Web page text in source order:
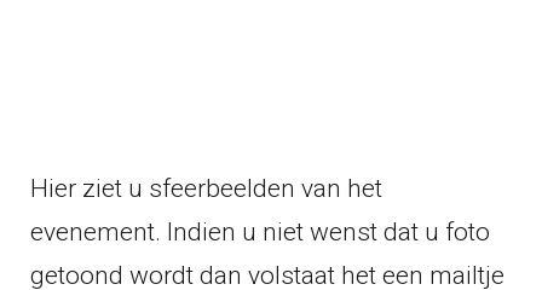
Hier ziet u sfeerbeelden van het
evenement. Indien u niet wenst dat u foto
getoond wordt dan volstaat het een mailtje